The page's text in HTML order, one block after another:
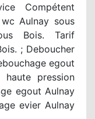
Compétent
Aulnay sous
Bois. Tarif
; Deboucher
egout
haute pression
egout Aulnay
evier Aulnay